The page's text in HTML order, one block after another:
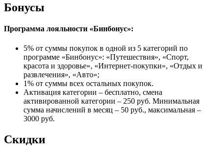
Бонусы
Программа лояльности «Бинбонус»:
5% от суммы покупок в одной из 5 категорий по
программе «Бинбонус»: «Путешествия», «Спорт,
красота и здоровье», «Интернет-покупки», «Отдых и
развлечения», «Авто»;
1% от суммы всех остальных покупок.
Активация категории – бесплатно, смена
активированной категории – 250 руб. Минимальная
сумма начислений в месяц – 50 руб., максимальная –
3000 руб.
Скидки